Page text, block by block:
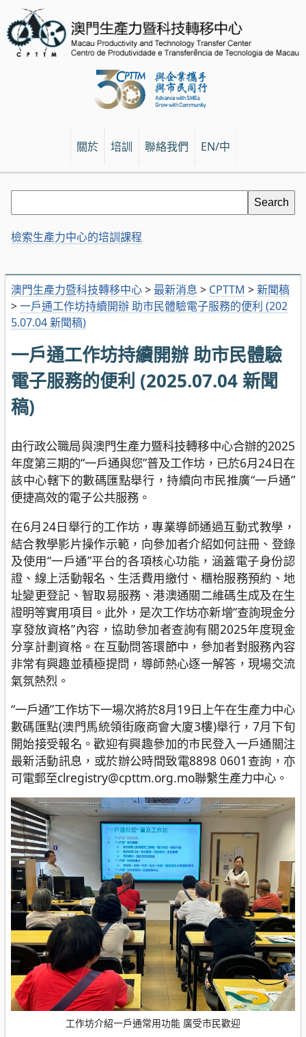
關於 培訓 聯絡我們 EN/中
澳門生產力暨科技轉移中心> 最新消息 > CPTTM >新聞稿
>一戶通工作坊持續開辦 助市民體驗電子服務的便利 (202
5.07.04 新聞稿)
一戶通工作坊持續開辦 助市民體驗
電子服務的便利 (2025.07.04 新聞
稿)
由行政公職局與澳門生產力暨科技轉移中心合辦的2025
年度第三期的“一戶通與您”普及工作坊，已於6月24日在
該中心轄下的數碼匯點舉行，持續向市民推廣“一戶通”
便捷高效的電子公共服務。
在6月24日舉行的工作坊，專業導師通過互動式教學，
結合教學影片操作示範，向參加者介紹如何註冊、登錄
及使用“一戶通”平台的各項核心功能，涵蓋電子身份認
證、線上活動報名、生活費用繳付、櫃枱服務預約、地
址變更登記、智取易服務、港澳通關二維碼生成及在生
證明等實用項目。此外，是次工作坊亦新增“查詢現金分
享發放資格”內容，協助參加者查詢有關2025年度現金
分享計劃資格。在互動問答環節中，參加者對服務內容
非常有興趣並積極提問，導師熱心逐一解答，現場交流
氣氛熱烈。
“一戶通”工作坊下一場次將於8月19日上午在生產力中心
數碼匯點(澳門馬統領街廠商會大廈3樓)舉行，7月下旬
開始接受報名。歡迎有興趣參加的市民登入一戶通關注
最新活動訊息，或於辦公時間致電8898 0601查詢，亦
可電郵至clregistry@cpttm.org.mo聯繫生產力中心。
工作坊介紹一戶通常用功能 廣受市民歡迎
檢索生產力中心的培訓課程